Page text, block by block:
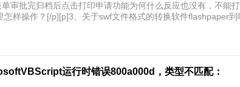
审批完归档后点击打印申请功能为何什么反应也没有，不能
样操作？[/p][p]3、关于swf文件格式的转换软件flashpaper到
运行时错误800a000d，类型不匹配：